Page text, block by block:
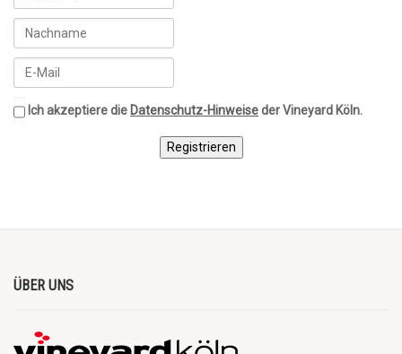
Ich akzeptiere die Datenschutz-Hinweiseder Vineyard Köln.
Registrieren
ÜBER UNS